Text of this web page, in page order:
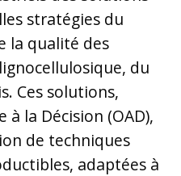
stratégies du
la qualité des
du
Ces solutions,
à la Décision (OAD),
de techniques
adaptées à